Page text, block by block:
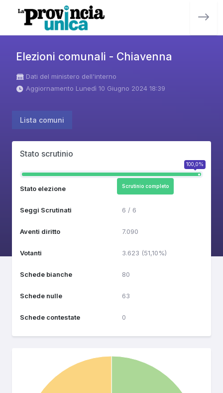
Elezioni comunali - Chiavenna
Dati del ministero dell'interno
Aggiornamento Lunedì 10 Giugno 2024 18:39
Lista comuni
Stato scrutinio
100,0%
Stato elezione Scrutinio completo
Seggi Scrutinati 6 / 6
Aventi diritto 7.090
Votanti 3.623 (51,10%)
Schede bianche 80
Schede nulle 63
Schede contestate 0